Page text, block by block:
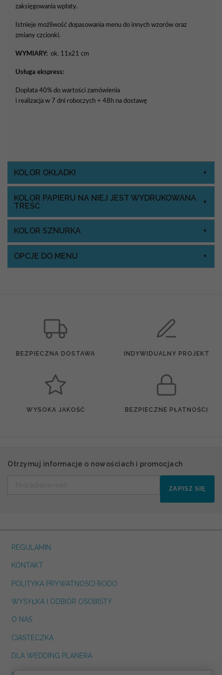
zaksięgowania wpłaty.
Istnieje możliwość dopasowania menu do innych wzorów oraz
zmiany czcionki.
WYMIARY: ok. 11x21 cm
Usługa ekspress:
Dopłata 40% do wartości zamówienia
i realizacja w 7 dni roboczych + 48h na dostawę
KOLOR OKŁADKI
KOLOR PAPIERU NA NIEJ JEST WYDRUKOWANA
TREŚĆ
KOLOR SZNURKA
OPCJE DO MENU
BEZPIECZNA DOSTAWA INDYWIDUALNY PROJEKT
WYSOKA JAKOŚĆ BEZPIECZNE PŁATNOŚCI
Otrzymuj informacje o nowościach i promocjach
ZAPISZ SIĘ
REGULAMIN
KONTAKT
POLITYKA PRYWATNOSCI RODO
WYSYŁKA I ODBIÓR OSOBISTY
O NAS
CIASTECZKA
DLA WEDDING PLANERA